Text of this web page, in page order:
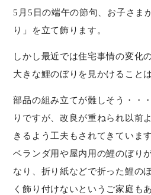
5月5日の端午の節句、お子さま
り」を立て飾ります。
しかし最近では住宅事情の変化
大きな鯉のぼりを見かけること
部品の組み立てが難しそう・・
りですが、改良が重ねられ以前
きるよう工夫もされてきています
ベランダ用や屋内用の鯉のぼり
なり、折り紙などで折った鯉の
く飾り付けないというご家庭も